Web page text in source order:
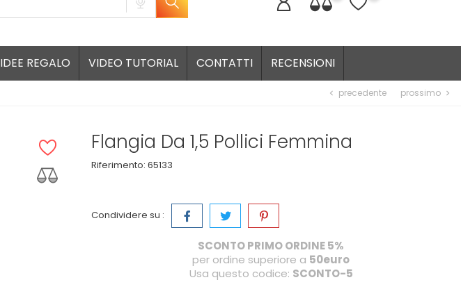
IDEE REGALO VIDEO TUTORIAL CONTATTI RECENSIONI
chevron_left precedente prossimo chevron_right
Flangia Da 1,5 Pollici Femmina
Riferimento: 65133
Condividere su :
SCONTO PRIMO ORDINE 5%
per ordine superiore a 50euro
Usa questo codice: SCONTO-5